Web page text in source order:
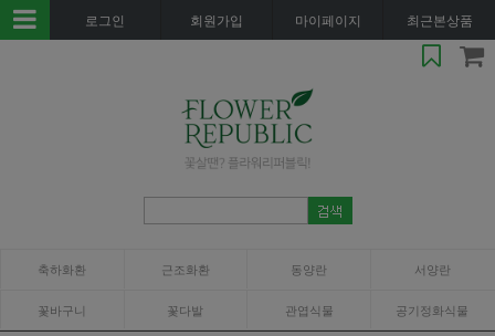
로그인 회원가입 마이페이지 최근본상품
축하화환 근조화환 동양란 서양란
꽃바구니 꽃다발 관엽식물 공기정화식물